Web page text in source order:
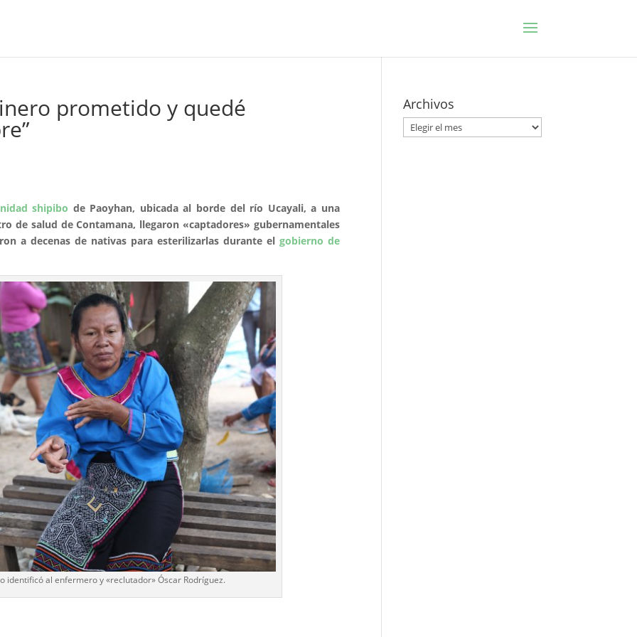
prometido y quedé
shipibo de Paoyhan, ubicada al borde del río Ucayali, a una
de salud de Contamana, llegaron «captadores» gubernamentales
a decenas de nativas para esterilizarlas durante elgobierno de
identificó al enfermero y «reclutador» Óscar Rodríguez.
Archivos
Archivos